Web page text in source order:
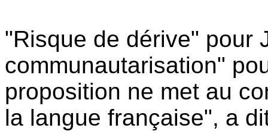
"Risque de dérive" pour
communautarisation"
proposition ne met au
la langue française", a